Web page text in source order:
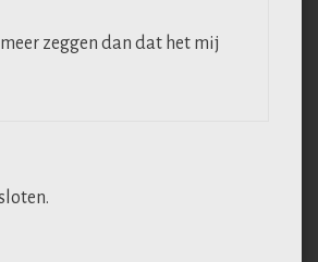
zeggen dan dat het mij